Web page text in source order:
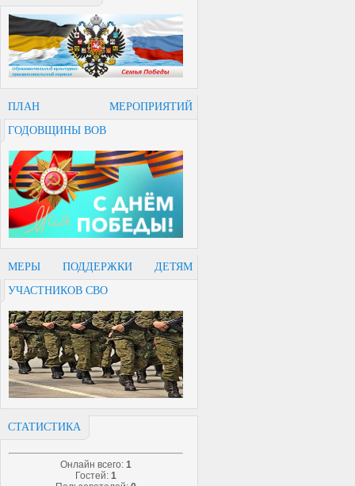
ПЛАН МЕРОПРИЯТИЙ
ГОДОВЩИНЫ ВОВ
МЕРЫ ПОДДЕРЖКИ ДЕТЯМ
УЧАСТНИКОВ СВО
СТАТИСТИКА
Онлайн всего: 1
Гостей: 1